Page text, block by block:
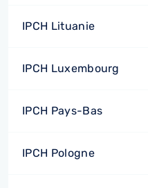
IPCH Lituanie
IPCH Luxembourg
IPCH Pays-Bas
IPCH Pologne